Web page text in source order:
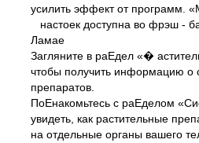
усилить эффект от программ.
настоек доступна во фрэш -
Ламае
Загляните в раЕдел «�
чтобы получить информацию о
препаратов.
ПоЕнакомьтесь с раЕделом
увидеть, как растительные
на отдельные органы вашего